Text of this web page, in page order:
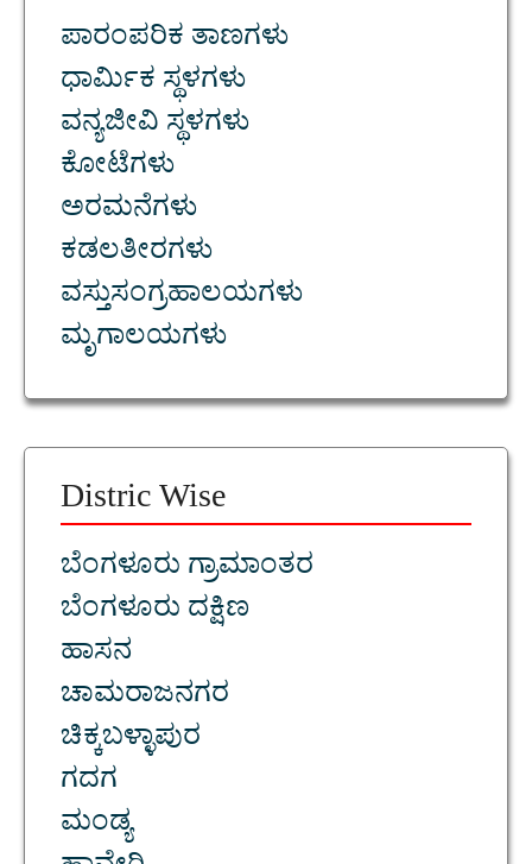
ಪಾರಂಪರಿಕ ತಾಣಗಳು
ಧಾರ್ಮಿಕ ಸ್ಥಳಗಳು
ವನ್ಯಜೀವಿ ಸ್ಥಳಗಳು
ಕೋಟೆಗಳು
ಅರಮನೆಗಳು
ಕಡಲತೀರಗಳು
ವಸ್ತುಸಂಗ್ರಹಾಲಯಗಳು
ಮೃಗಾಲಯಗಳು
Distric Wise
ಬೆಂಗಳೂರು ಗ್ರಾಮಾಂತರ
ಬೆಂಗಳೂರು ದಕ್ಷಿಣ
ಹಾಸನ
ಚಾಮರಾಜನಗರ
ಚಿಕ್ಕಬಳ್ಳಾಪುರ
ಗದಗ
ಮಂಡ್ಯ